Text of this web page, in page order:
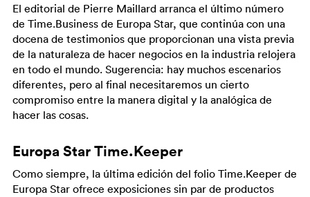
El editorial de Pierre Maillard arranca el último número
de Time.Business de Europa Star, que continúa con una
docena de testimonios que proporcionan una vista previa
de la naturaleza de hacer negocios en la industria relojera
en todo el mundo. Sugerencia: hay muchos escenarios
diferentes, pero al final necesitaremos un cierto
compromiso entre la manera digital y la analógica de
hacer las cosas.
Europa Star Time.Keeper
Como siempre, la última edición del folio Time.Keeper de
Europa Star ofrece exposiciones sin par de productos